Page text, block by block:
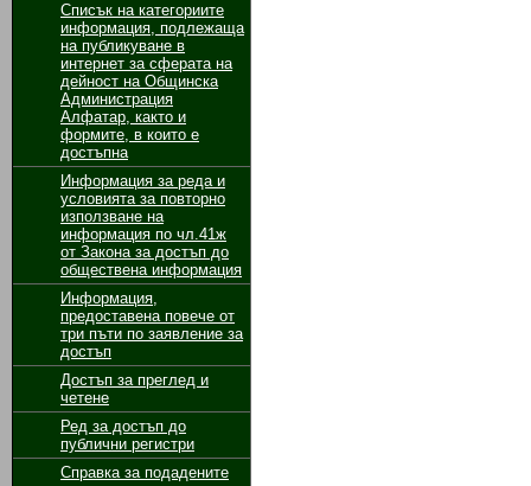
Списък на категориите
информация, подлежаща
на публикуване в
интернет за сферата на
дейност на Общинска
Администрация
Алфатар, както и
формите, в които е
достъпна
Информация за реда и
условията за повторно
използване на
информация по чл.41ж
от Закона за достъп до
обществена информация
Информация,
предоставена повече от
три пъти по заявление за
достъп
Достъп за преглед и
четене
Ред за достъп до
публични регистри
Справка за подадените